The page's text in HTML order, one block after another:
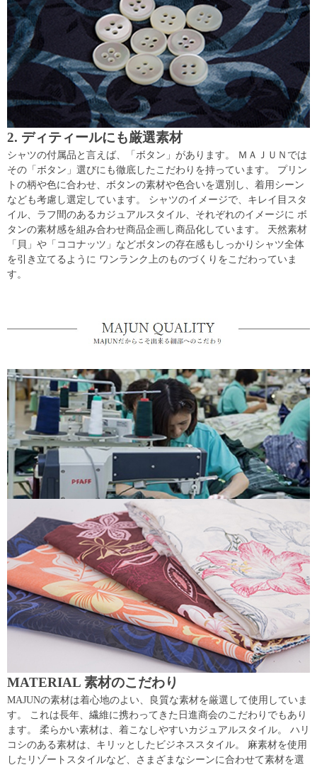
2. ディティールにも厳選素材
シャツの付属品と言えば、「ボタン」があります。 ＭＡＪＵＮでは
その「ボタン」選びにも徹底したこだわりを持っています。 プリン
トの柄や色に合わせ、ボタンの素材や色合いを選別し、着用シーン
なども考慮し選定しています。 シャツのイメージで、キレイ目スタ
イル、ラフ間のあるカジュアルスタイル、それぞれのイメージに ボ
タンの素材感を組み合わせ商品企画し商品化しています。 天然素材
「貝」や「ココナッツ」などボタンの存在感もしっかりシャツ全体
を引き立てるように ワンランク上のものづくりをこだわっていま
す。
MATERIAL 素材のこだわり
MAJUNの素材は着心地のよい、良質な素材を厳選して使用していま
す。 これは長年、繊維に携わってきた日進商会のこだわりでもあり
ます。 柔らかい素材は、着こなしやすいカジュアルスタイル。 ハリ
コシのある素材は、キリッとしたビジネススタイル。 麻素材を使用
したリゾートスタイルなど、さまざまなシーンに合わせて素材を選